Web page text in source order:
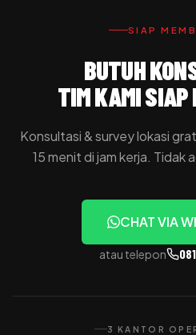
SIAP
BUTUH
TIM KAMI SIAP
Konsultasi & survey lokasi
15 menit di jam kerja. Tidak
CHAT VIA
atau telepon
3 KANTOR